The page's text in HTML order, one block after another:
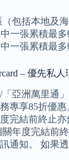
（包括本地及
一張累積最
一張累積最
– 優先私人
亞洲萬里通
專享85折優
完結前終止
年度完結前
通知。 如果